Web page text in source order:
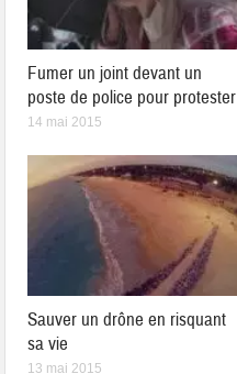
Fumer un joint devant un
poste de police pour protester
14 mai 2015
Sauver un drône en risquant
sa vie
13 mai 2015